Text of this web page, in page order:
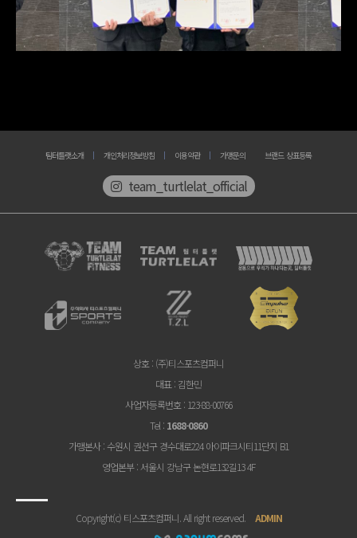
팀터틀랫소개 개인처리정보방침 이용약관 가맹문의 브랜드 상표등록
team_turtlelat_official
상호 : (주)티스포츠컴퍼니
대표 : 김한민
사업자등록번호 : 123-88-00766
Tel : 1688-0860
가맹본사: 수원시 권선구 경수대로224 아이파크시티11단지 B1
영업본부: 서울시 강남구 논현로132길13 4F
Copyright(c) 티스포츠컴퍼니. All right reserved. ADMIN